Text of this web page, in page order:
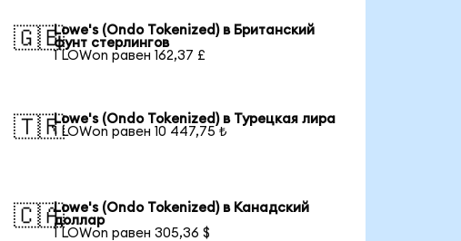
🇬🇧Lowe's (Ondo Tokenized) в Британский
фунт стерлингов
1 LOWon равен 162,37 £
🇹🇷Lowe's (Ondo Tokenized) в Турецкая лира
1 LOWon равен 10 447,75 ₺
🇨🇦Lowe's (Ondo Tokenized) в Канадский
доллар
1 LOWon равен 305,36 $